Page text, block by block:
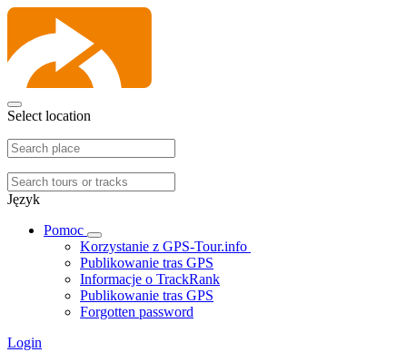
Select location
Język
Pomoc
Korzystanie z GPS-Tour.info
Publikowanie tras GPS
Informacje o TrackRank
Publikowanie tras GPS
Forgotten password
Login